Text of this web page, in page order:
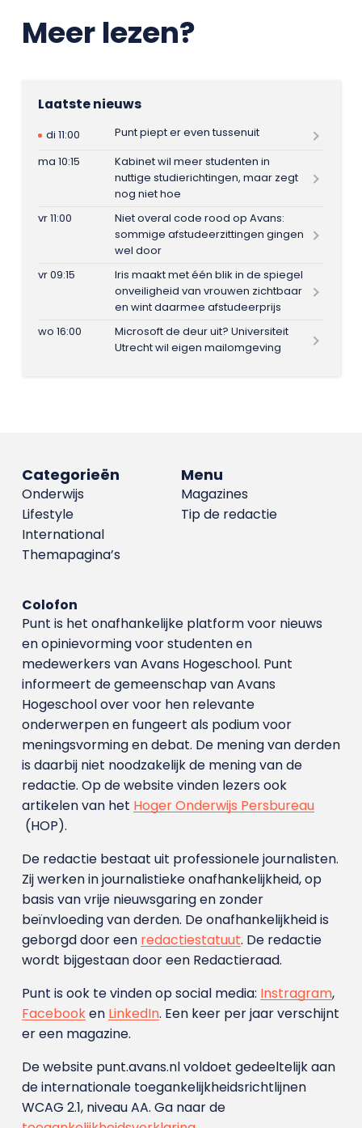
Meer lezen?
Laatste nieuws
di 11:00
Punt piept er even tussenuit
ma 10:15
Kabinet wil meer studenten in
nuttige studierichtingen, maar zegt
nog niet hoe
vr 11:00
Niet overal code rood op Avans:
sommige afstudeerzittingen gingen
wel door
vr 09:15
Iris maakt met één blik in de spiegel
onveiligheid van vrouwen zichtbaar
en wint daarmee afstudeerprijs
wo 16:00
Microsoft de deur uit? Universiteit
Utrecht wil eigen mailomgeving
Menu
Magazines
Tip de redactie
Categorieën
Onderwijs
Lifestyle
International
Themapagina’s
Colofon
Punt is het onafhankelijke platform voor nieuws
en opinievorming voor studenten en
medewerkers van Avans Hoge­school. Punt
informeert de gemeenschap van Avans
Hogeschool over voor hen relevante
onderwerpen en fungeert als podium voor
meningsvorming en debat. De mening van derden
is daarbij niet noodzakelijk de mening van de
redactie. Op de website vinden lezers ook
artikelen van het Hoger Onderwijs Persbureau
(HOP).
De redactie bestaat uit professionele journalisten.
Zij werken in journalistieke onafhankelijkheid, op
basis van vrije nieuwsgaring en zonder
beïnvloeding van derden. De onafhankelijkheid is
geborgd door een redactiestatuut. De redactie
wordt bijgestaan door een Redactieraad.
Punt is ook te vinden op social media: Instragram,
Facebooken LinkedIn. Een keer per jaar verschijnt
er een magazine.
De website punt.avans.nl voldoet gedeeltelijk aan
de internationale toegankelijkheidsrichtlijnen
WCAG 2.1, niveau AA. Ga naar de